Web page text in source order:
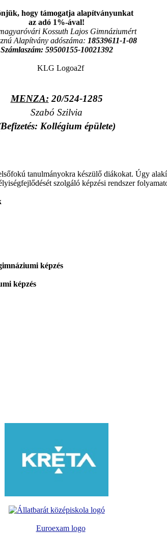
hogy támogatja alapítványunkat
az adó 1%-ával!
Kossuth Lajos Gimnáziumért
Alapítvány adószáma: 18539611-1-08
Számlaszám: 59500155-10021392
MENZA: 20/524-1285
Szabó Szilvia
Kollégium épülete)
tanulmányokra készülő diákokat. Úgy
szolgáló képzési rendszer
képzés
képzés